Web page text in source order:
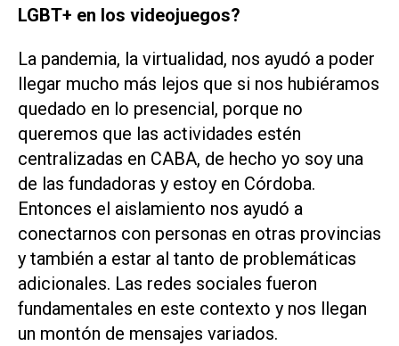
LGBT+ en los videojuegos?
La pandemia, la virtualidad, nos ayudó a poder
llegar mucho más lejos que si nos hubiéramos
quedado en lo presencial, porque no
queremos que las actividades estén
centralizadas en CABA, de hecho yo soy una
de las fundadoras y estoy en Córdoba.
Entonces el aislamiento nos ayudó a
conectarnos con personas en otras provincias
y también a estar al tanto de problemáticas
adicionales. Las redes sociales fueron
fundamentales en este contexto y nos llegan
un montón de mensajes variados.